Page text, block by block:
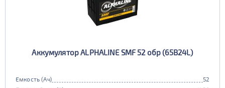
Аккумулятор ALPHALINE SMF 52 обр (65B24L)
Емкость (Ач)
52